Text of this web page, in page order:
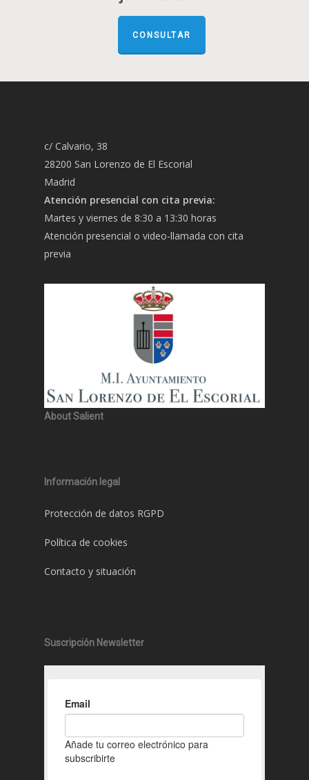
CONSULTAR
c/ Calvario, 38
28200 San Lorenzo de El Escorial
Madrid
Atención presencial con cita previa:
Martes y viernes de 8:30 a 13:30 horas
Atención presencial o video-llamada con cita
previa
About Salient
Información legal
Protección de datos RGPD
Política de cookies
Contacto y situación
Suscripción Newsletter